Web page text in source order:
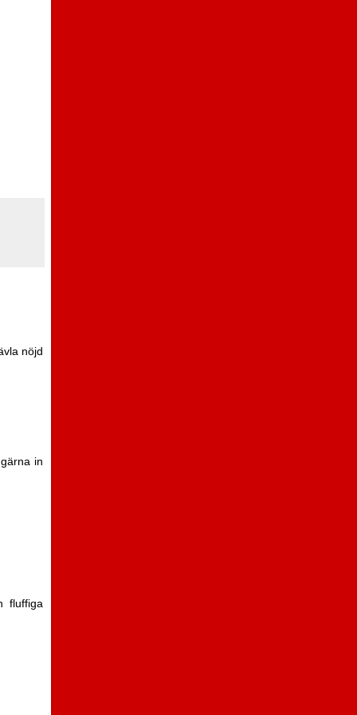
nöjd
in
fluffiga